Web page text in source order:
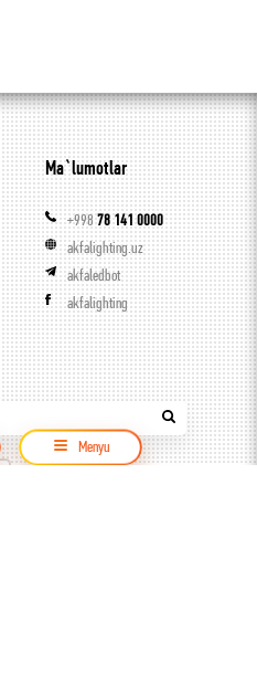
Menyu
Ma`lumotlar
+99878 141 0000
akfalighting.uz
akfaledbot
akfalighting